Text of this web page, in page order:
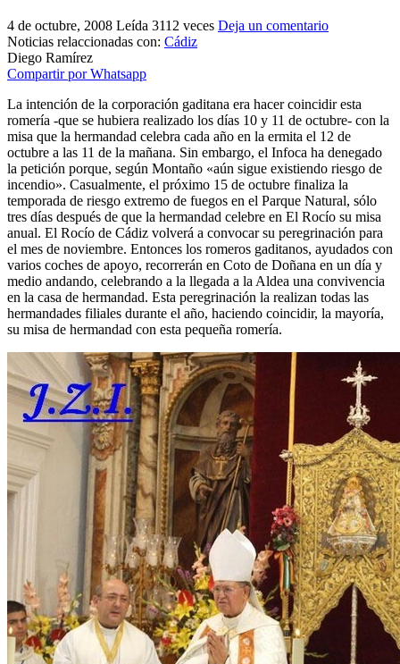
4 de octubre, 2008 Leída 3112 veces Deja un comentario
Noticias relaccionadas con: Cádiz
Diego Ramírez
Compartir por Whatsapp
La intención de la corporación gaditana era hacer coincidir esta
romería -que se hubiera realizado los días 10 y 11 de octubre- con la
misa que la hermandad celebra cada año en la ermita el 12 de
octubre a las 11 de la mañana. Sin embargo, el Infoca ha denegado
la petición porque, según Montaño «aún sigue existiendo riesgo de
incendio». Casualmente, el próximo 15 de octubre finaliza la
temporada de riesgo extremo de fuegos en el Parque Natural, sólo
tres días después de que la hermandad celebre en El Rocío su misa
anual. El Rocío de Cádiz volverá a convocar su peregrinación para
el mes de noviembre. Entonces los romeros gaditanos, ayudados con
varios coches de apoyo, recorrerán en Coto de Doñana en un día y
medio andando, celebrando a la llegada a la Aldea una convivencia
en la casa de hermandad. Esta peregrinación la realizan todas las
hermandades filiales durante el año, haciendo coincidir, la mayoría,
su misa de hermandad con esta pequeña romería.